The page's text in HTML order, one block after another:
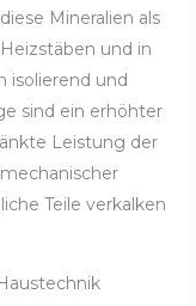
Mineralien als
und in
isolierend und
sind ein erhöhter
Leistung der
Teile verkalken